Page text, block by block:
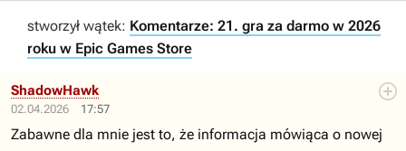
stworzył wątek: Komentarze: 21. gra za darmo w 2026
roku w Epic Games Store
02.04.2026 17:57
ShadowHawk
Zabawne dla mnie jest to, że informacja mówiąca o nowej